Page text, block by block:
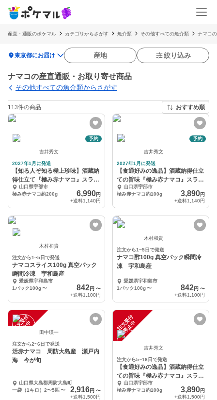
産直・通販のポケマル カテゴリからさがす 魚介類 その他すべての魚介類 ナマコ
location_on東京都にお届け 産地 絞り込み
ナマコの産直通販・お取り寄せ商品
その他すべての魚介類からさがす
113件の商品 おすすめ順
予約
吉井秀文
2027年1月に発送
【知る人ぞ知る極上珍味】酒蔵納
得仕立て『極み赤ナマコ』スライ
スカット約200g
山口県宇部市
極み赤ナマコ約200g
6,990円
+送料1,140円
予約
吉井秀文
2027年1月に発送
【食通好みの逸品】酒蔵納得仕立
ての旨味『極み赤ナマコ』スライ
スカット約100g
山口県宇部市
極み赤ナマコ約100g
3,890円
+送料1,140円
木村和貴
注文から1~5日で発送
ナマコスライス100g 真空パック
瞬間冷凍 宇和島産
愛媛県宇和島市
1パック100g〜 842円 〜
+送料1,100円
木村和貴
注文から1~5日で発送
ナマコ酢100g 真空パック瞬間冷
凍 宇和島産
愛媛県宇和島市
1パック100g 〜 842円 〜
+送料1,100円
注
文
受
付
停
止
中 田中瑛一
注文から2~6日で発送
活赤ナマコ 周防大島産 瀬戸内
海 今が旬
山口県大島郡周防大島町
一袋（1キロ）2〜5匹〜 2,916円 〜
+送料1,500円
注
文
受
付
停
止
中
吉井秀文
注文から5~16日で発送
【食通好みの逸品】酒蔵納得仕立
ての旨味『極み赤ナマコ』スライ
スカット約100g
山口県宇部市
極み赤ナマコ約100g
3,890円
+送料1,500円